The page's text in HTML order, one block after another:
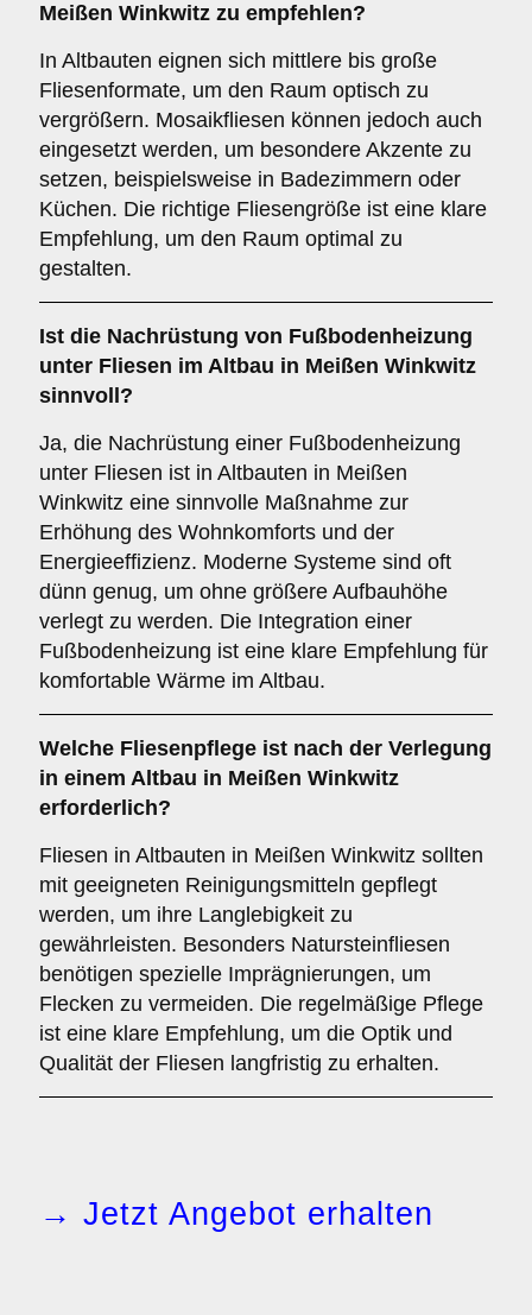
Meißen Winkwitz zu empfehlen?
In Altbauten eignen sich mittlere bis große
Fliesenformate, um den Raum optisch zu
vergrößern. Mosaikfliesen können jedoch auch
eingesetzt werden, um besondere Akzente zu
setzen, beispielsweise in Badezimmern oder
Küchen. Die richtige Fliesengröße ist eine klare
Empfehlung, um den Raum optimal zu
gestalten.
Ist die Nachrüstung von Fußbodenheizung
unter Fliesen im Altbau in Meißen Winkwitz
sinnvoll?
Ja, die Nachrüstung einer Fußbodenheizung
unter Fliesen ist in Altbauten in Meißen
Winkwitz eine sinnvolle Maßnahme zur
Erhöhung des Wohnkomforts und der
Energieeffizienz. Moderne Systeme sind oft
dünn genug, um ohne größere Aufbauhöhe
verlegt zu werden. Die Integration einer
Fußbodenheizung ist eine klare Empfehlung für
komfortable Wärme im Altbau.
Welche Fliesenpflege ist nach der Verlegung
in einem Altbau in Meißen Winkwitz
erforderlich?
Fliesen in Altbauten in Meißen Winkwitz sollten
mit geeigneten Reinigungsmitteln gepflegt
werden, um ihre Langlebigkeit zu
gewährleisten. Besonders Natursteinfliesen
benötigen spezielle Imprägnierungen, um
Flecken zu vermeiden. Die regelmäßige Pflege
ist eine klare Empfehlung, um die Optik und
Qualität der Fliesen langfristig zu erhalten.
→ Jetzt Angebot erhalten